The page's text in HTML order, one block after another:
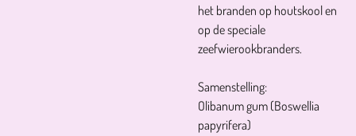
het branden op houtskool en
op de speciale
zeefwierookbranders.
Samenstelling:
Olibanum gum (Boswellia
papyrifera)